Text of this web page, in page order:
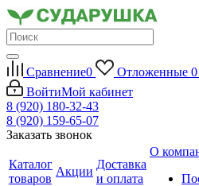
Сравнение0 Отложенные 0
ВойтиМой кабинет
8 (920) 180-32-43
8 (920) 159-65-07
Заказать звонок
Каталог
товаров
Акции
Доставка
и оплата
О